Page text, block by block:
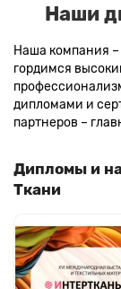
Наши
Наша компания
гордимся
дипломами и
партнеров –
Дипломы и
Ткани